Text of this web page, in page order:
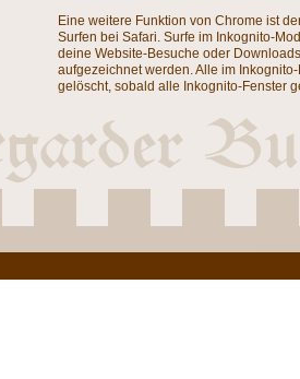
Eine weitere Funktion von Chrome ist
Surfen bei Safari. Surfe im Inkognito-
deine Website-Besuche oder
aufgezeichnet werden. Alle im
gelöscht, sobald alle Inkognito-Fenster